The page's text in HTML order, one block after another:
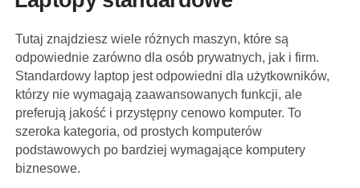
Tutaj znajdziesz wiele różnych maszyn, które są
odpowiednie zarówno dla osób prywatnych, jak i firm.
Standardowy laptop jest odpowiedni dla użytkowników,
którzy nie wymagają zaawansowanych funkcji, ale
preferują jakość i przystępny cenowo komputer. To
szeroka kategoria, od prostych komputerów
podstawowych po bardziej wymagające komputery
biznesowe.